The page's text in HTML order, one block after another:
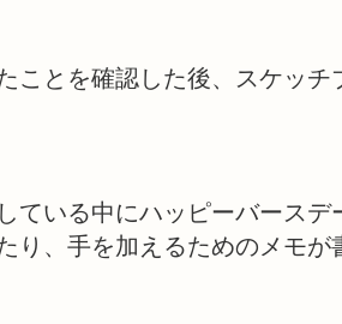
ことを確認した後、スケッチ
ている中にハッピーバースデ
り、手を加えるためのメモが